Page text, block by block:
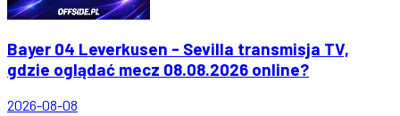
Bayer 04 Leverkusen - Sevilla transmisja TV,
gdzie oglądać mecz 08.08.2026 online?
2026-08-08